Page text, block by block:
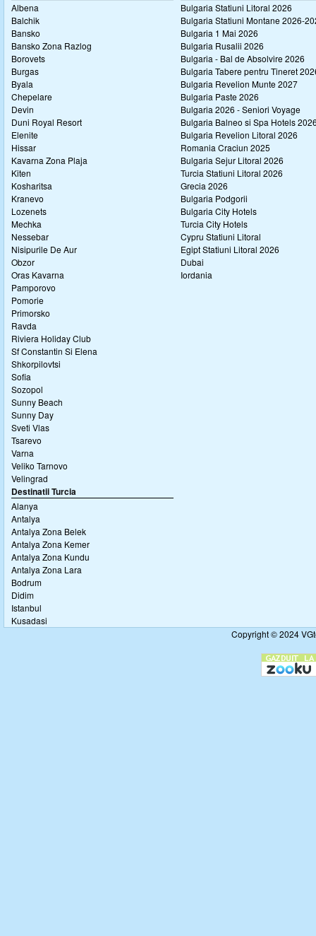
Albena
Balchik
Bansko
Bansko Zona Razlog
Borovets
Burgas
Byala
Chepelare
Devin
Duni Royal Resort
Elenite
Hissar
Kavarna Zona Plaja
Kiten
Kosharitsa
Kranevo
Lozenets
Mechka
Nessebar
Nisipurile De Aur
Obzor
Oras Kavarna
Pamporovo
Pomorie
Primorsko
Ravda
Riviera Holiday Club
Sf Constantin Si Elena
Shkorpilovtsi
Sofia
Sozopol
Sunny Beach
Sunny Day
Sveti Vlas
Tsarevo
Varna
Veliko Tarnovo
Velingrad
Destinatii Turcia
Alanya
Antalya
Antalya Zona Belek
Antalya Zona Kemer
Antalya Zona Kundu
Antalya Zona Lara
Bodrum
Didim
Istanbul
Kusadasi
Bulgaria Statiuni Litoral 2026
Bulgaria Statiuni Montane 2026-
Bulgaria 1 Mai 2026
Bulgaria Rusalii 2026
Bulgaria - Bal de Absolvire 2026
Bulgaria Tabere pentru Tineret
Bulgaria Revelion Munte 2027
Bulgaria Paste 2026
Bulgaria 2026 - Seniori Voyage
Bulgaria Balneo si Spa Hotels
Bulgaria Revelion Litoral 2026
Romania Craciun 2025
Bulgaria Sejur Litoral 2026
Turcia Statiuni Litoral 2026
Grecia 2026
Bulgaria Podgorii
Bulgaria City Hotels
Turcia City Hotels
Cypru Statiuni Litoral
Egipt Statiuni Litoral 2026
Dubai
Iordania
Copyright © 2024